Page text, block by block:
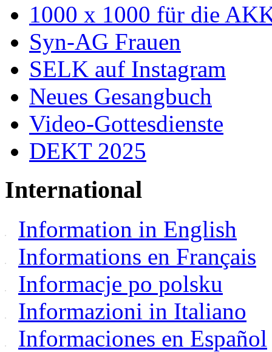
1000 x 1000 für die
Syn-AG Frauen
SELK auf Instagram
Neues Gesangbuch
Video-Gottesdienste
DEKT 2025
International
Information in English
Informations en Français
Informacje po polsku
Informazioni in Italiano
Informaciones en Español